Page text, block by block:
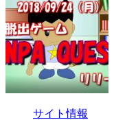
サイト情報